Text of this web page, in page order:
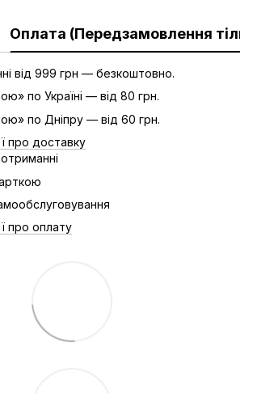
Оплата (Передзамовлення
від 999 грн — безкоштовно.
по Україні — від 80 грн.
по Дніпру — від 60 грн.
про доставку
про оплату